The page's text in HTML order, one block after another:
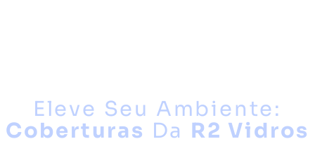
Eleve Seu Ambiente:
Coberturas Da R2 Vidros